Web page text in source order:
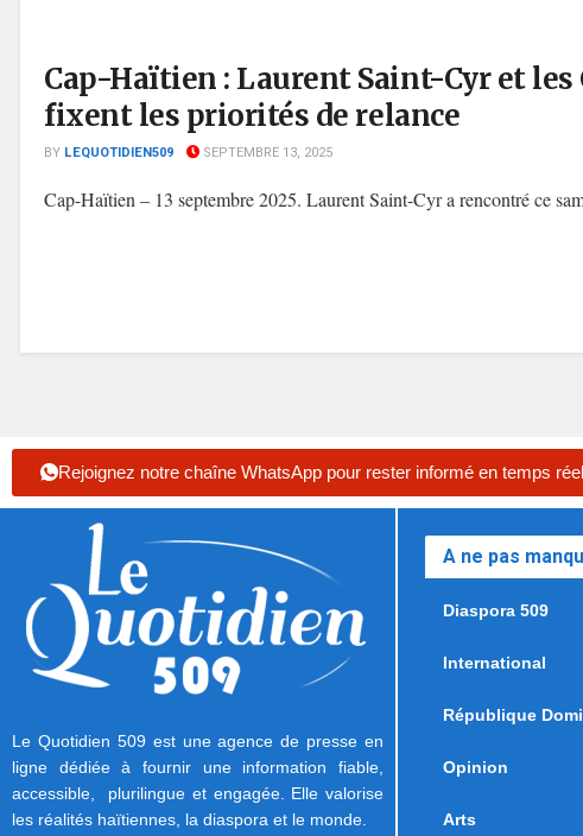
Cap-Haïtien : Laurent Saint-Cyr et
fixent les priorités de relance
BY LEQUOTIDIEN509 SEPTEMBRE 13, 2025
Cap-Haïtien – 13 septembre 2025. Laurent Saint-Cyr a rencontré ce
Rejoignez notre chaîne WhatsApp pour rester informé en temps
Le Quotidien 509 est une agence de presse en
ligne dédiée à fournir une information fiable,
accessible, plurilingue et engagée. Elle valorise
les réalités haïtiennes, la diaspora et le monde.
A ne pas
Diaspora 509
International
République
Opinion
Arts